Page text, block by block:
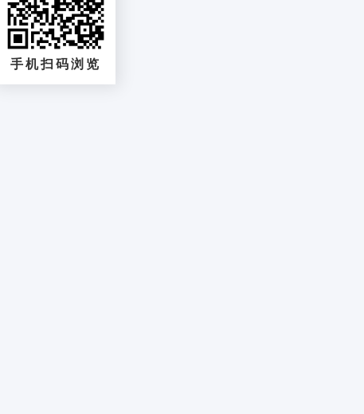
手机扫码浏览